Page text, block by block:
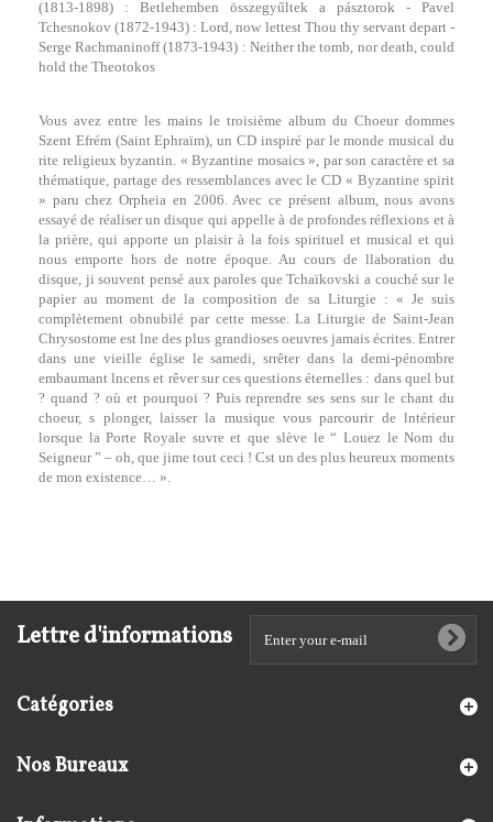
(1813-1898) : Betlehemben összegyűltek a pásztorok - Pavel
Tchesnokov (1872-1943) : Lord, now lettest Thou thy servant depart -
Serge Rachmaninoff (1873-1943) : Neither the tomb, nor death, could
hold the Theotokos
Vous avez entre les mains le troisième album du Choeur dommes
Szent Efrém (Saint Ephraïm), un CD inspiré par le monde musical du
rite religieux byzantin. « Byzantine mosaics », par son caractère et sa
thématique, partage des ressemblances avec le CD « Byzantine spirit
» paru chez Orpheia en 2006. Avec ce présent album, nous avons
essayé de réaliser un disque qui appelle à de profondes réflexions et à
la prière, qui apporte un plaisir à la fois spirituel et musical et qui
nous emporte hors de notre époque. Au cours de llaboration du
disque, ji souvent pensé aux paroles que Tchaïkovski a couché sur le
papier au moment de la composition de sa Liturgie : « Je suis
complètement obnubilé par cette messe. La Liturgie de Saint-Jean
Chrysostome est lne des plus grandioses oeuvres jamais écrites. Entrer
dans une vieille église le samedi, srrêter dans la demi-pénombre
embaumant lncens et rêver sur ces questions éternelles : dans quel but
? quand ? où et pourquoi ? Puis reprendre ses sens sur le chant du
choeur, s plonger, laisser la musique vous parcourir de lntérieur
lorsque la Porte Royale suvre et que slève le “ Louez le Nom du
Seigneur ” – oh, que jime tout ceci ! Cst un des plus heureux moments
de mon existence… ».
Lettre d'informations
Catégories
Nos Bureaux